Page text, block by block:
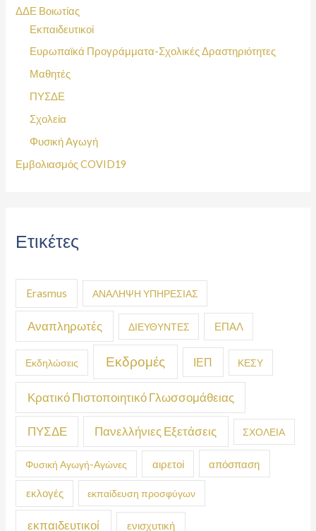
ΔΔΕ Βοιωτίας
Εκπαιδευτικοί
Ευρωπαϊκά Προγράμματα-Σχολικές Δραστηριότητες
Μαθητές
ΠΥΣΔΕ
Σχολεία
Φυσική Αγωγή
Εμβολιασμός COVID19
Ετικέτες
Erasmus ΑΝΑΛΗΨΗ ΥΠΗΡΕΣΙΑΣ
Αναπληρωτές ΔΙΕΥΘΥΝΤΕΣ ΕΠΑΛ
Εκδηλώσεις Εκδρομές ΙΕΠ ΚΕΣΥ
Κρατικό Πιστοποιητικό Γλωσσομάθειας
ΠΥΣΔΕ Πανελλήνιες Εξετάσεις ΣΧΟΛΕΙΑ
Φυσική Αγωγή-Αγώνες αιρετοί απόσπαση
εκλογές εκπαίδευση προσφύγων
εκπαιδευτικοί ενισχυτική